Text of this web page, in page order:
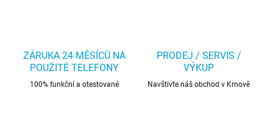
ZÁRUKA 24 MĚSÍCŮ NA
POUŽITÉ TELEFONY
100% funkční a otestované
PRODEJ / SERVIS /
VÝKUP
Navštivte náš obchod v Krnově